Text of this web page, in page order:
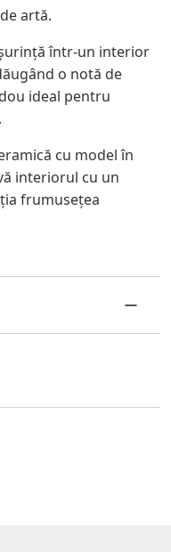
artă.
într-un interior
o notă de
ideal pentru
cu model în
interiorul cu un
frumusețea